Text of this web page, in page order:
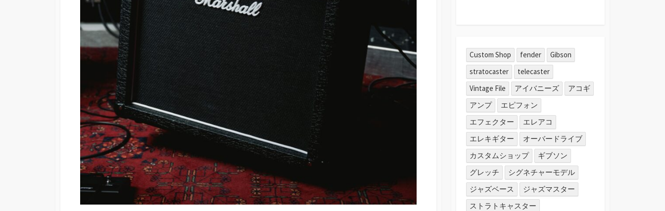
Custom Shop fender
Gibson
stratocaster
telecaster
Vintage File
アイバニーズ
アコギ
アンプ
エピフォン
エフェクター
エレアコ
エレキギター
オーバードライブ
カスタムショップ
ギブソン
グレッチ
シグネチャーモデル
ジャズベース
ジャズマスター
ストラトキャスター